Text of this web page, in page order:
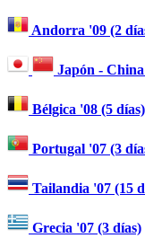
Andorra '09 (2
Japón -
Bélgica '08 (5 días)
Portugal '07 (3
Tailandia '07 (15
Grecia '07 (3 días)